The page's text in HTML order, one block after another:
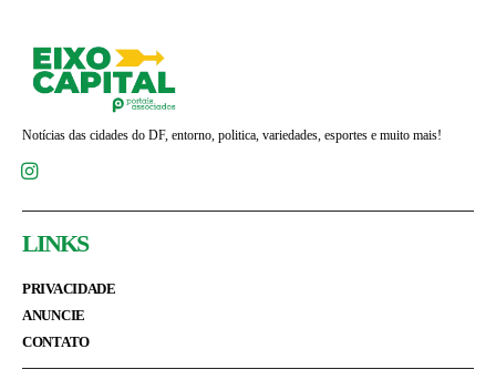
Notícias das cidades do DF, entorno, politica, variedades, esportes e muito mais!
LINKS
PRIVACIDADE
ANUNCIE
CONTATO